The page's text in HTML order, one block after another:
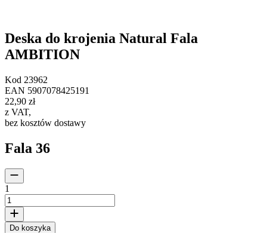
Deska do krojenia Natural Fala
AMBITION
Kod 23962
EAN 5907078425191
22,90 zł
z VAT,
bez kosztów dostawy
Fala 36
1
Do koszyka